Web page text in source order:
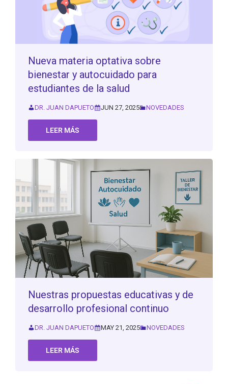
Nueva materia optativa sobre
bienestar y autocuidado para
estudiantes de la salud
DR. JUAN DAPUETO JUN 27, 2025 NOVEDADES
LEER MÁS
Nuestras propuestas educativas y de
desarrollo profesional continuo
DR. JUAN DAPUETO MAY 21, 2025 NOVEDADES
LEER MÁS